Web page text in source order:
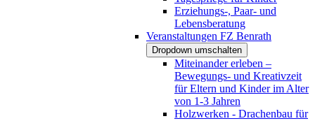
Erziehungs-, Paar- und
Lebensberatung
Veranstaltungen FZ Benrath
Dropdown umschalten
Miteinander erleben –
Bewegungs- und Kreativzeit
für Eltern und Kinder im Alter
von 1-3 Jahren
Holzwerken - Drachenbau für